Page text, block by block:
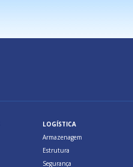
LOGÍSTICA
Armazenagem
Estrutura
Segurança